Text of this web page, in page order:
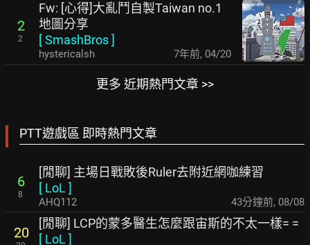
2
2
Fw: [心得]大亂鬥自製Taiwan no.1
地圖分享
[SmashBros]
hystericalsh 7年前, 04/20
更多 近期熱門文章 >>
PTT遊戲區 即時熱門文章
6
8
[閒聊] 主場日戰敗後Ruler去附近網咖練習
[ LoL ]
AHQ112 44分鐘前, 08/08
20
[閒聊] LCP的蒙多醫生怎麼跟宙斯的不太一樣= =
[ LoL ]